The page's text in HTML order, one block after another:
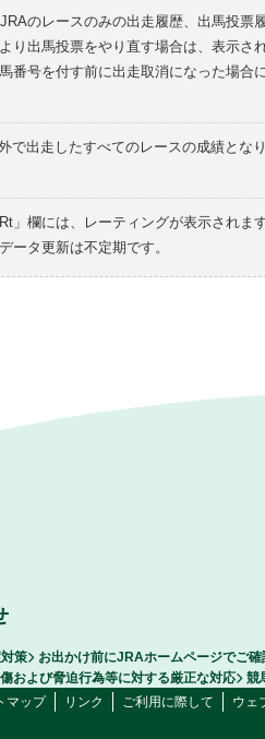
のレースのみの出走履歴、出馬投票
り出馬投票をやり直す場合は、表示され
番号を付す前に出走取消になった場合
で出走したすべてのレースの成績とな
」欄には、レーティングが表示されます
ータ更新は不定期です。
策 お出かけ前にJRAホームページでご確
および脅迫行為等に対する厳正な対応
競
マップ リンク ご利用に際して ウェ